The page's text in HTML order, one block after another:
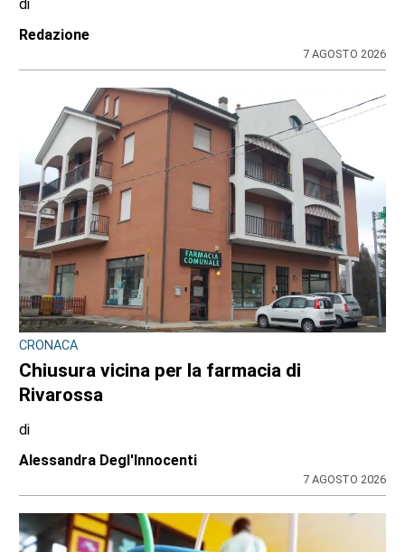
di
Redazione
ULTIME NOTIZIE
CONSIGLIO REGIONALE
Marcinelle, il presidente Nicco: “Onorare gli
italiani caduti sul lavoro in ogni parte del
di
Redazione CRP